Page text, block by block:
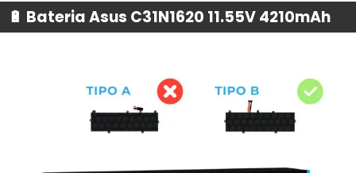
🔋 Bateria Asus C31N1620 11.55V 4210mAh